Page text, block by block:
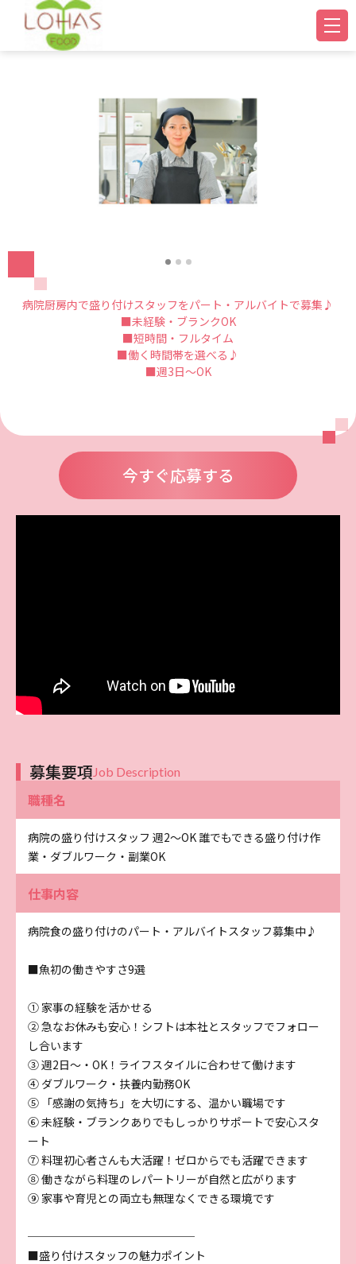
病院厨房内で盛り付けスタッフをパート・アルバイトで募集♪
■未経験・ブランクOK
■短時間・フルタイム
■働く時間帯を選べる♪
■週3日～OK
今すぐ応募する
募集要項 Job Description
職種名
病院の盛り付けスタッフ 週2～OK 誰でもできる盛り付け作
業・ダブルワーク・副業OK
仕事内容
病院食の盛り付けのパート・アルバイトスタッフ募集中♪
■魚初の働きやすさ9選
① 家事の経験を活かせる
② 急なお休みも安心！シフトは本社とスタッフでフォロー
し合います
③ 週2日～・OK！ライフスタイルに合わせて働けます
④ ダブルワーク・扶養内勤務OK
⑤ 「感謝の気持ち」を大切にする、温かい職場です
⑥ 未経験・ブランクありでもしっかりサポートで安心スタ
ート
⑦ 料理初心者さんも大活躍！ゼロからでも活躍できます
⑧ 働きながら料理のレパートリーが自然と広がります
⑨ 家事や育児との両立も無理なくできる環境です
───────────────
■盛り付けスタッフの魅力ポイント